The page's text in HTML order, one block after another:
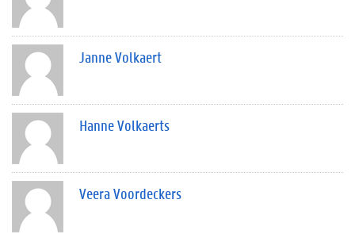
Janne Volkaert
Hanne Volkaerts
Veera Voordeckers